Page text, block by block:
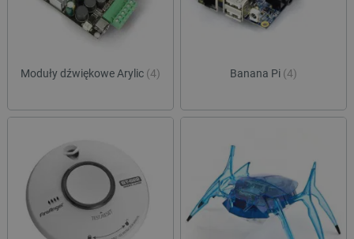
Moduły dźwiękowe Arylic (4) Banana Pi (4)
LaSID
Quality Unit LLC
botland.com.pl